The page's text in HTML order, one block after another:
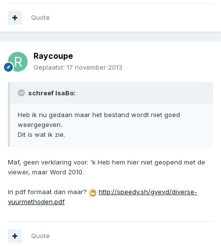
Quote
Raycoupe
Geplaatst: 17 november 2013
schreef IsaBo:
Heb ik nu gedaan maar het bestand wordt niet goed
weergegeven.
Dit is wat ik zie.
Maf, geen verklaring voor. 'k Heb hem hier niet geopend met de
viewer, maar Word 2010.
In pdf formaat dan maar?
http://speedy.sh/gyevd/diverse-
vuurmethoden.pdf
Quote